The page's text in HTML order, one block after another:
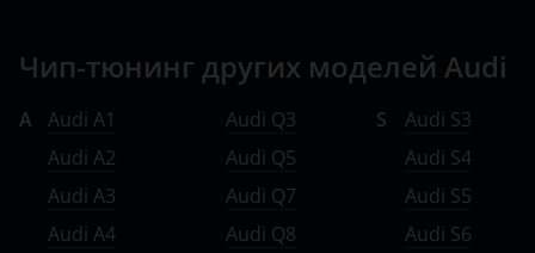
Porsche
Ravon
Renault
Saab
Чип-тюнинг других моделей Audi
A
Audi A1
Audi A2
Audi A3
Audi A4
Audi Q3
Audi Q5
Audi Q7
Audi Q8
S
Audi S3
Audi S4
Audi S5
Audi S6